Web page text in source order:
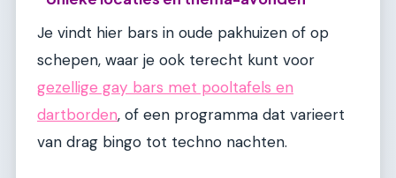
Je vindt hier bars in oude pakhuizen of op
schepen, waar je ook terecht kunt voor
gezellige gay bars met pooltafels en
dartborden, of een programma dat varieert
van drag bingo tot techno nachten.